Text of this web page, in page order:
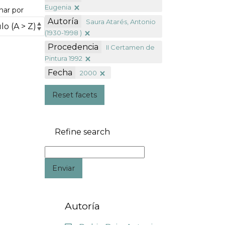
por Eugenia
Autoría
Saura Atarés, Antonio
(1930-1998 )
Procedencia
II Certamen de
Pintura 1992
Fecha 2000
Reset facets
Refine search
Enviar
Autoría